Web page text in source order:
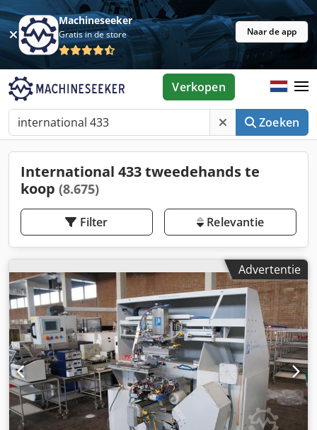
Machineseeker
Gratis in de store Naar de app
Zoeken
Verkopen
International 433 tweedehands te
koop (8.675)
Filter Relevantie
Advertentie